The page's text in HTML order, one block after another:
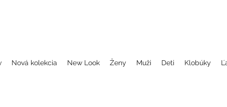
Nová kolekcia New Look Ženy Muži Deti Klobúky